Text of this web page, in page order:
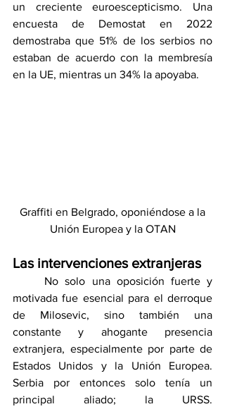
un creciente euroescepticismo. Una
encuesta de Demostat en 2022
demostraba que 51% de los serbios no
estaban de acuerdo con la membresía
en la UE, mientras un 34% la apoyaba.
Graffiti en Belgrado, oponiéndose a la
Unión Europea y la OTAN
Las intervenciones extranjeras
motivada fue esencial para el derroque
de Milosevic, sino también una
constante y ahogante presencia
extranjera, especialmente por parte de
Estados Unidos y la Unión Europea.
Serbia por entonces solo tenía un
principal aliado; la URSS.